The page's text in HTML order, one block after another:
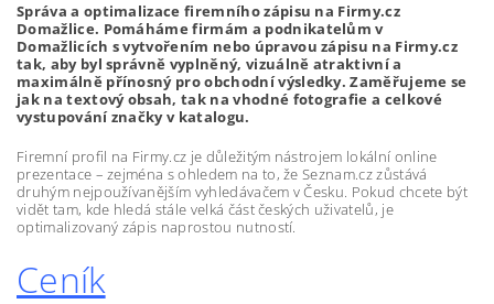
Správa a optimalizace firemního zápisu na Firmy.cz
Domažlice. Pomáháme firmám a podnikatelům v
Domažlicích s vytvořením nebo úpravou zápisu na Firmy.cz
tak, aby byl správně vyplněný, vizuálně atraktivní a
maximálně přínosný pro obchodní výsledky. Zaměřujeme se
jak na textový obsah, tak na vhodné fotografie a celkové
vystupování značky v katalogu.
Firemní profil na Firmy.cz je důležitým nástrojem lokální online
prezentace – zejména s ohledem na to, že Seznam.cz zůstává
druhým nejpoužívanějším vyhledávačem v Česku. Pokud chcete být
vidět tam, kde hledá stále velká část českých uživatelů, je
optimalizovaný zápis naprostou nutností.
Ceník